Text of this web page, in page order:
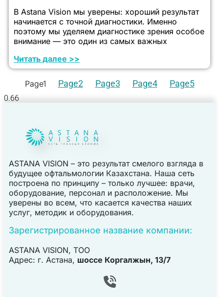
В Astana Vision мы уверены: хороший результат
начинается с точной диагностики. Именно
поэтому мы уделяем диагностике зрения особое
внимание — это один из самых важных
Читать далее >>
Page1 Page2 Page3 Page4 Page5
ASTANA VISION – это результат смелого взгляда в
будущее офтальмологии Казахстана. Наша сеть
построена по принципу – только лучшее: врачи,
оборудование, персонал и расположение. Мы
уверены во всем, что касается качества наших
услуг, методик и оборудования.
Зарегистрированное название компании:
ASTANA VISION, TOO
Адрес: г. Астана, шоссе Коргалжын, 13/7